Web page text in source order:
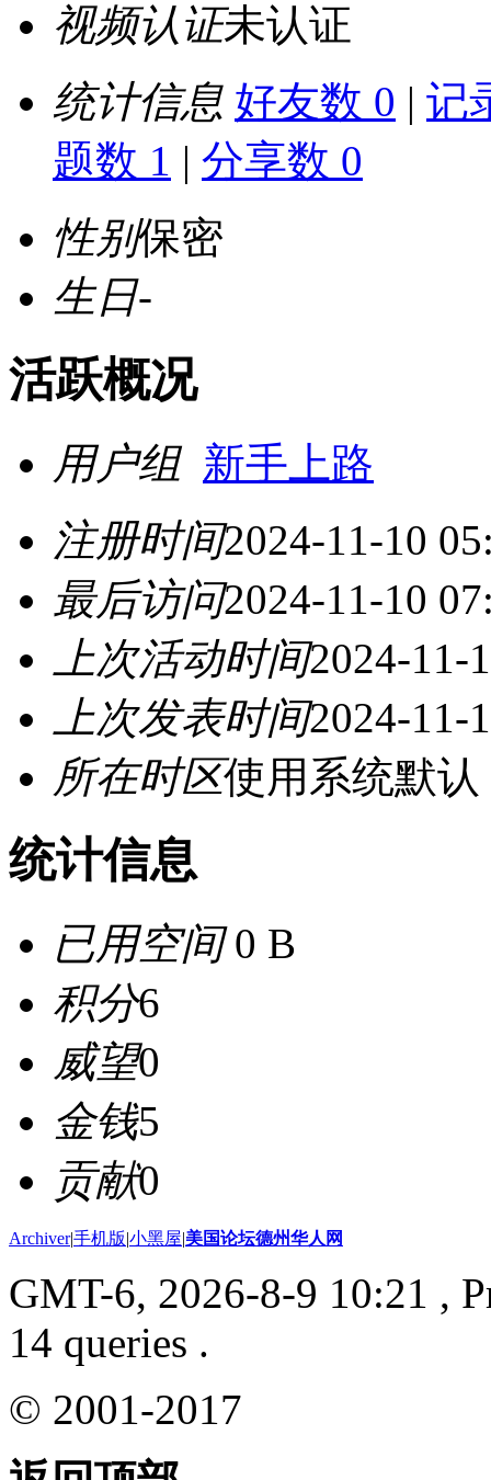
视频认证未认证
统计信息 好友数 0 | 记
题数 1 | 分享数 0
性别保密
生日-
活跃概况
用户组 新手上路
注册时间2024-11-10
最后访问2024-11-10
上次活动时间2024-11-
上次发表时间2024-11-
所在时区使用系统默认
统计信息
已用空间0 B
积分6
威望0
金钱5
贡献0
Archiver|手机版|小黑屋|美国论坛德州华人网
GMT-6, 2026-8-9 10:21 ,
14 queries .
© 2001-2017